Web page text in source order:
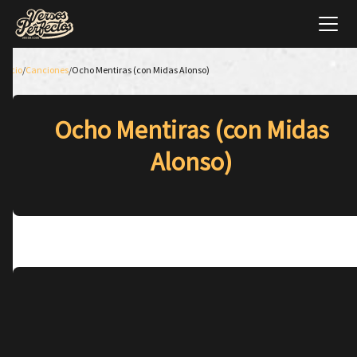
Inicio/Canciones/Ocho Mentiras (con Midas Alonso)
Ocho Mentiras (con Midas
Alonso)